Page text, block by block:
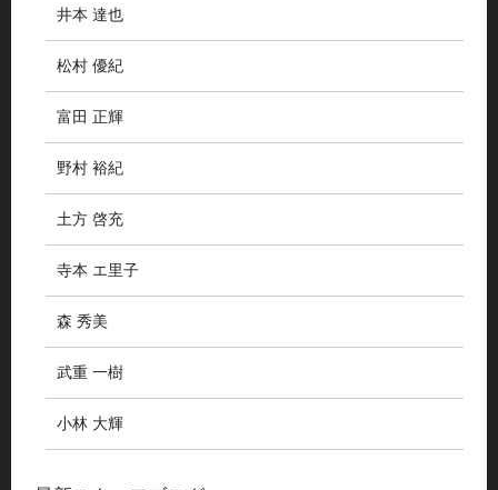
井本 達也
松村 優紀
富田 正輝
野村 裕紀
土方 啓充
寺本 エ里子
森 秀美
武重 一樹
小林 大輝